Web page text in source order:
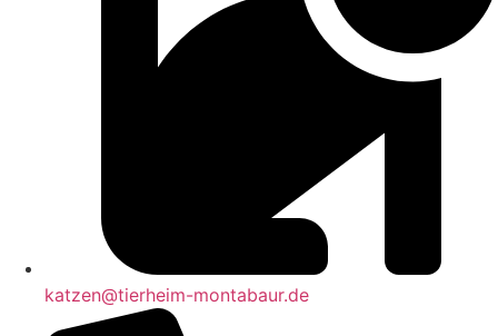
katzen@tierheim-montabaur.de